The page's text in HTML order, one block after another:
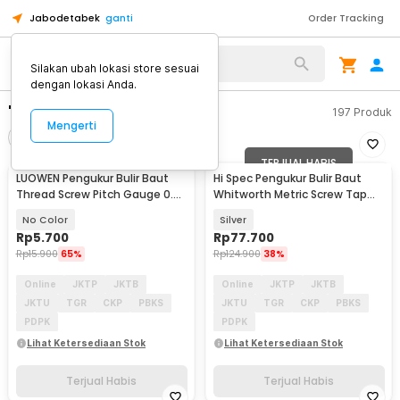
Jabodetabek ganti Order Tracking
"pengukur baut" 197 Produk
Urutkan
LUOWEN Pengukur Bulir Baut
Thread Screw Pitch Gauge 0.4-
No Color
Rp5.700
Rp15.900 65%
Online JKTP
JKTB
JKTU
TGR CKP
PBKS
PDPK
Lihat Ketersediaan Stok
Terjual Habis
TERJUAL HABIS
Hi Spec Pengukur Bulir Baut
Whitworth Metric Screw Tap
Silver
Rp77.700
Rp124.900 38%
Online JKTP
JKTB
JKTU
TGR CKP
PBKS
PDPK
Lihat Ketersediaan Stok
Terjual Habis
Silakan ubah lokasi store sesuai
dengan lokasi Anda.
Mengerti